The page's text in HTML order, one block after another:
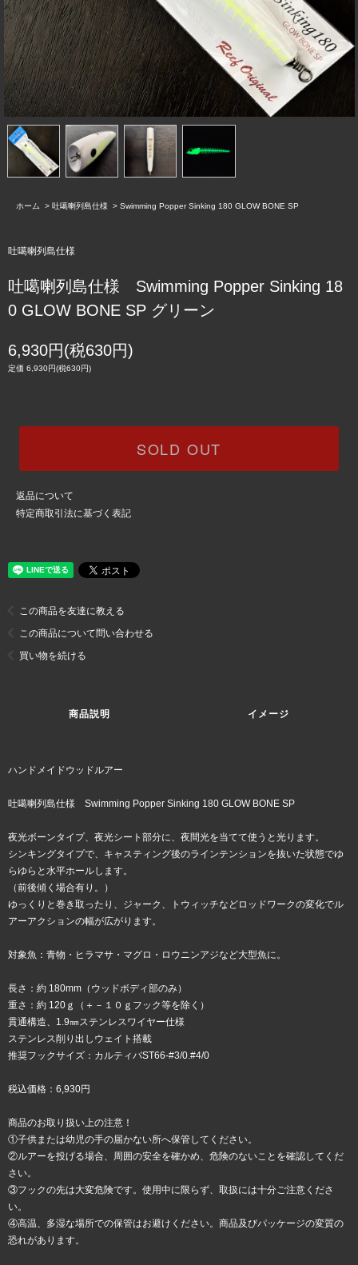
ホーム > 吐噶喇列島仕様 > Swimming Popper Sinking 180 GLOW BONE SP
吐噶喇列島仕様
吐噶喇列島仕様 Swimming Popper Sinking 18
0 GLOW BONE SP グリーン
6,930円(税630円)
定価 6,930円(税630円)
SOLD OUT
返品について
特定商取引法に基づく表記
この商品を友達に教える
この商品について問い合わせる
買い物を続ける
商品説明 イメージ
ハンドメイドウッドルアー
吐噶喇列島仕様 Swimming Popper Sinking 180 GLOW BONE SP
夜光ボーンタイプ、夜光シート部分に、夜間光を当てて使うと光ります。
シンキングタイプで、キャスティング後のラインテンションを抜いた状態でゆ
らゆらと水平ホールします。
（前後傾く場合有り。）
ゆっくりと巻き取ったり、ジャーク、トウィッチなどロッドワークの変化でル
アーアクションの幅が広がります。
対象魚：青物・ヒラマサ・マグロ・ロウニンアジなど大型魚に。
長さ：約 180mm（ウッドボディ部のみ）
重さ：約 120ｇ（＋－１０ｇフック等を除く）
貫通構造、1.9㎜ステンレスワイヤー仕様
ステンレス削り出しウェイト搭載
推奨フックサイズ：カルティバST66-#3/0.#4/0
税込価格：6,930円
商品のお取り扱い上の注意！
①子供または幼児の手の届かない所へ保管してください。
②ルアーを投げる場合、周囲の安全を確かめ、危険のないことを確認してくだ
さい。
③フックの先は大変危険です。使用中に限らず、取扱には十分ご注意くださ
い。
④高温、多湿な場所での保管はお避けください。商品及びパッケージの変質の
恐れがあります。